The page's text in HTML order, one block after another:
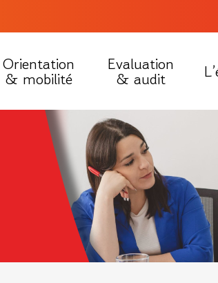
Orientation
& mobilité
Evaluation
& audit